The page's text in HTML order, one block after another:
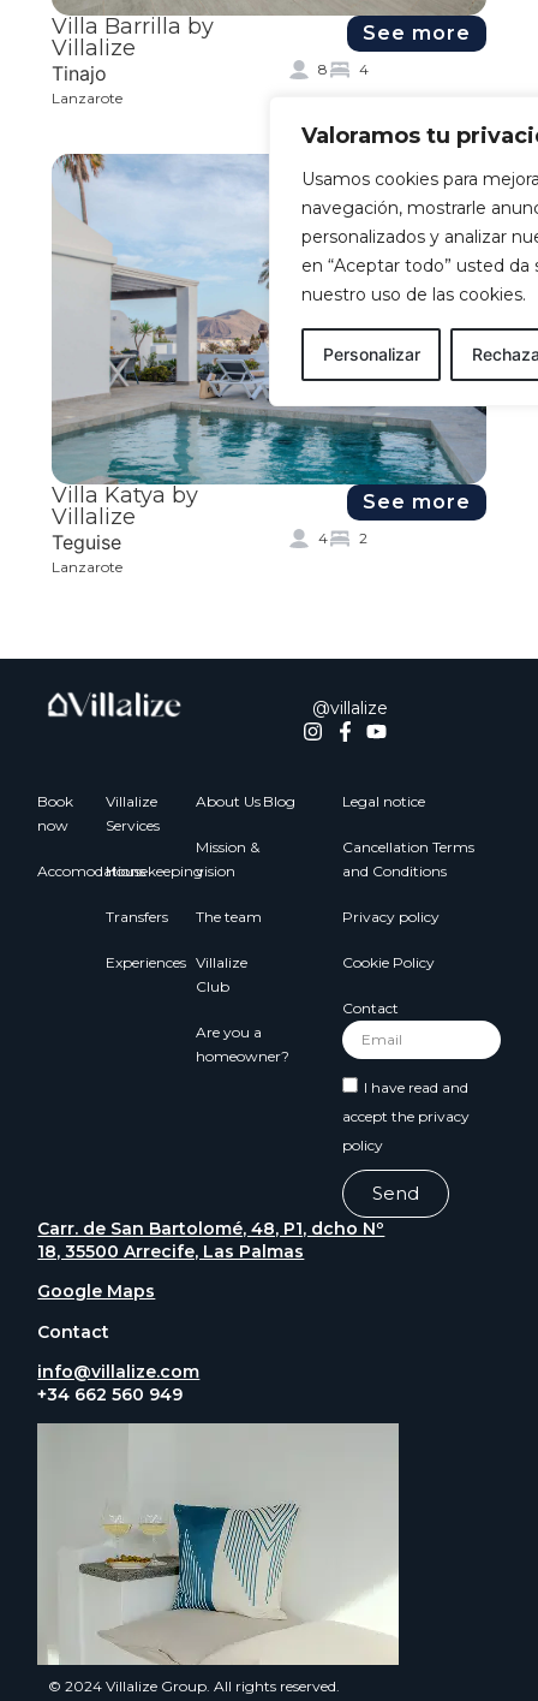
Valoramos tu
Usamos cookies para
navegación, mostrarle
personalizados y analizar
en “Aceptar todo” usted
nuestro uso de las cookies.
Personalizar
Villa Barrilla by
Villalize
Tinajo
Lanzarote
See more
8 4
Villa Katya by
Villalize
Teguise
Lanzarote
See more
4 2
@villalize
Book
now
Accomodations
Villalize
Services
Housekeeping
Transfers
Experiences
About Us
Mission &
vision
The team
Villalize
Club
Are you a
homeowner?
Legal notice
Cancellation Terms
and Conditions
Privacy policy
Cookie Policy
Contact
I have read and
accept the privacy
policy
Send
Blog
Carr. de San Bartolomé, 48, P1, dcho Nº
18, 35500 Arrecife, Las Palmas
Google Maps
Contact
info@villalize.com
+34 662 560 949
© 2024 Villalize Group. All rights reserved.